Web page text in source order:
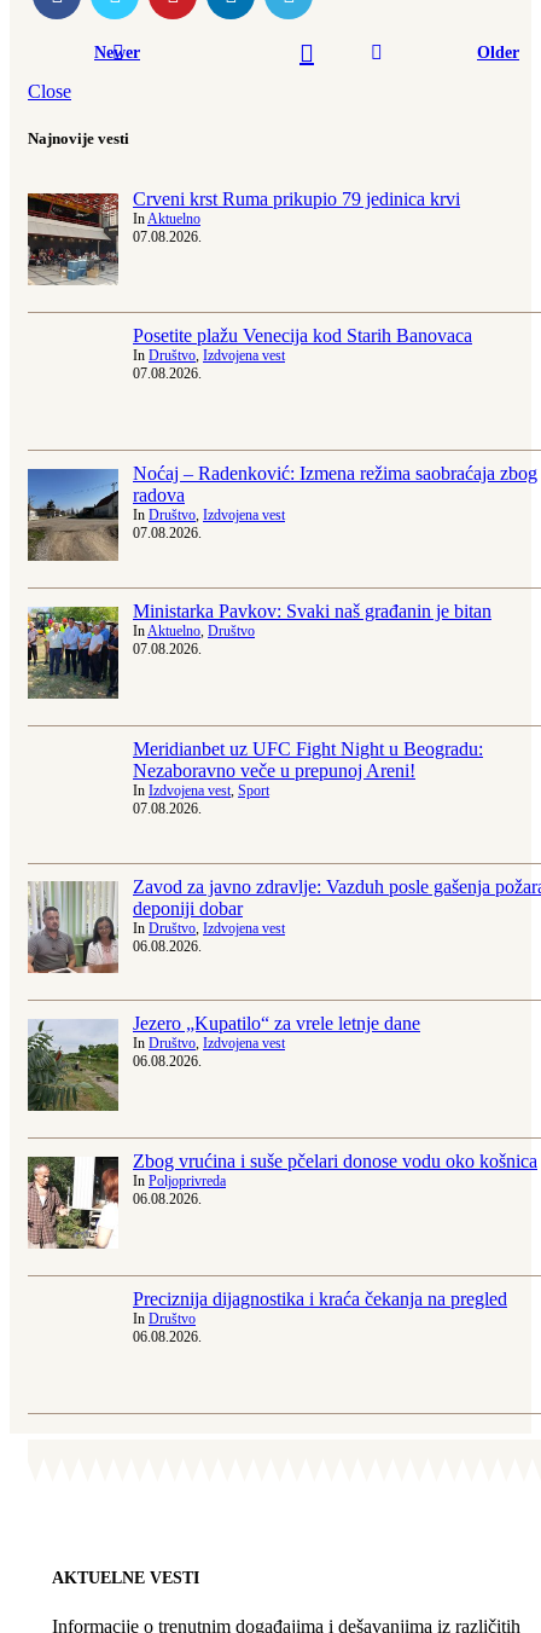
Newer Older
Close
Najnovije vesti
Crveni krst Ruma prikupio 79 jedinica krvi
In Aktuelno
07.08.2026.
Posetite plažu Venecija kod Starih Banovaca
In Društvo, Izdvojena vest
07.08.2026.
Noćaj – Radenković: Izmena režima saobraćaja zbog
radova
In Društvo, Izdvojena vest
07.08.2026.
Ministarka Pavkov: Svaki naš građanin je bitan
InAktuelno, Društvo
07.08.2026.
Meridianbet uz UFC Fight Night u Beogradu:
Nezaboravno veče u prepunoj Areni!
In Izdvojena vest Sport
07.08.2026.
Zavod za javno zdravlje: Vazduh posle gašenja
deponiji dobar
In Društvo Izdvojena vest
06.08.2026.
Jezero „Kupatilo“ za vrele letnje dane
In Društvo, Izdvojena vest
06.08.2026.
Zbog vrućina i suše pčelari donose vodu oko košnica
In Poljoprivreda
06.08.2026.
Preciznija dijagnostika i kraća čekanja na pregled
In Društvo
06.08.2026.
AKTUELNE VESTI
Informacije o trenutnim događajima i dešavanjima iz različitih